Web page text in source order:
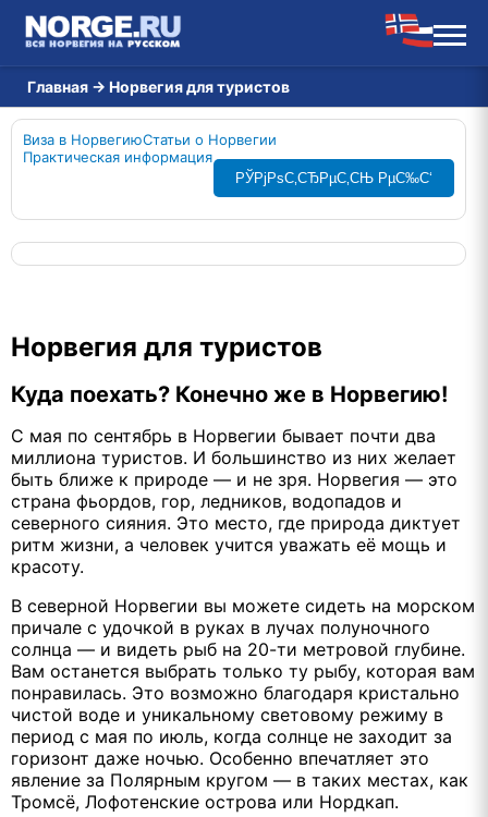
Главная → Норвегия для туристов
Виза в НорвегиюСтатьи о Норвегии
Практическая информация
РЎРјРѕС‚СЂРµС‚СЊ РµС‰С‘
Норвегия для туристов
Куда поехать? Конечно же в Норвегию!
С мая по сентябрь в Норвегии бывает почти два
миллиона туристов. И большинство из них желает
быть ближе к природе — и не зря. Норвегия — это
страна фьордов, гор, ледников, водопадов и
северного сияния. Это место, где природа диктует
ритм жизни, а человек учится уважать её мощь и
красоту.
В северной Норвегии вы можете сидеть на морском
причале с удочкой в руках в лучах полуночного
солнца — и видеть рыб на 20-ти метровой глубине.
Вам останется выбрать только ту рыбу, которая вам
понравилась. Это возможно благодаря кристально
чистой воде и уникальному световому режиму в
период с мая по июль, когда солнце не заходит за
горизонт даже ночью. Особенно впечатляет это
явление за Полярным кругом — в таких местах, как
Тромсё, Лофотенские острова или Нордкап.